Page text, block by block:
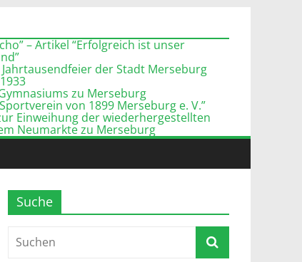
– Artikel “Erfolgreich ist unser
der Stadt Merseburg
zu Merseburg
von 1899 Merseburg e. V.”
Einweihung der wiederhergestellten
Neumarkte zu Merseburg
Suche